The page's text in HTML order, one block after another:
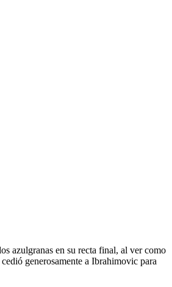
azulgranas en su recta final, al ver como
generosamente a Ibrahimovic para